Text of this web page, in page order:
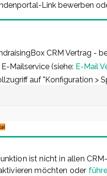
Link bewerben
CRM Vertrag -
Mailservice (siehe: E-Mail
auf "Konfiguration >
ist nicht in allen
möchten oder